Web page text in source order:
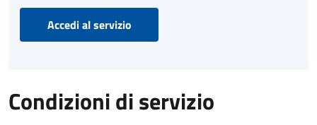
Accedi al servizio
Condizioni di servizio